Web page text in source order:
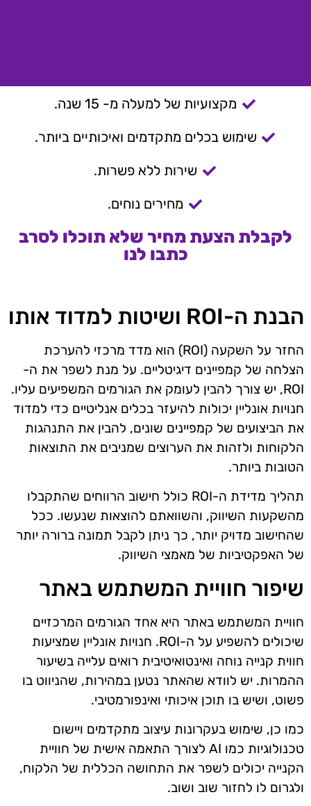
מקצועיות של למעלה מ- 15 שנה.
שימוש בכלים מתקדמים ואיכותיים ביותר.
שירות ללא פשרות.
מחירים נוחים.
לקבלת הצעת מחיר שלא תוכלו לסרב
כתבו לנו
הבנת ה-ROI ושיטות למדוד אותו
החזר על השקעה (ROI) הוא מדד מרכזי להערכת
הצלחה של קמפיינים דיגיטליים. על מנת לשפר את ה-
ROI, יש צורך להבין לעומק את הגורמים המשפיעים עליו.
חנויות אונליין יכולות להיעזר בכלים אנליטיים כדי למדוד
את הביצועים של קמפיינים שונים, להבין את התנהגות
הלקוחות ולזהות את הערוצים שמניבים את התוצאות
הטובות ביותר.
תהליך מדידת ה-ROI כולל חישוב הרווחים שהתקבלו
מהשקעות השיווק, והשוואתם להוצאות שנעשו. ככל
שהחישוב מדויק יותר, כך ניתן לקבל תמונה ברורה יותר
של האפקטיביות של מאמצי השיווק.
שיפור חוויית המשתמש באתר
חוויית המשתמש באתר היא אחד הגורמים המרכזיים
שיכולים להשפיע על ה-ROI. חנויות אונליין שמציעות
חווית קנייה נוחה ואינטואיטיבית רואים עלייה בשיעור
ההמרות. יש לוודא שהאתר נטען במהירות, שהניווט בו
פשוט, ושיש בו תוכן איכותי ואינפורמטיבי.
כמו כן, שימוש בעקרונות עיצוב מתקדמים ויישום
טכנולוגיות כמו AI לצורך התאמה אישית של חוויית
הקנייה יכולים לשפר את התחושה הכללית של הלקוח,
ולגרום לו לחזור שוב ושוב.